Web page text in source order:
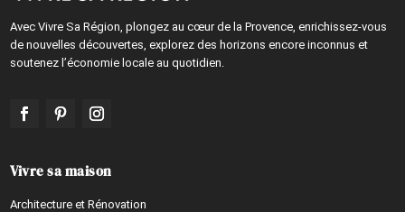
Avec Vivre Sa Région, plongez au cœur de la Provence, enrichissez-vous
de nouvelles découvertes, explorez des horizons encore inconnus et
soutenez l’économie locale au quotidien.
Vivre sa maison
Architecture et Rénovation